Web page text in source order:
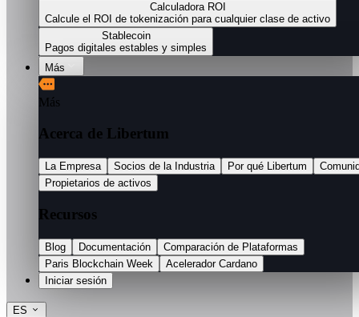
Calculadora ROI
Calcule el ROI de tokenización para cualquier clase de activo
Stablecoin
Pagos digitales estables y simples
Más
Más
Acerca de Libertum
La Empresa Socios de la Industria Por qué Libertum
Propietarios de activos
Recursos
Blog Documentación
Comparación de Plataformas
Paris Blockchain Week
Acelerador Cardano
Iniciar sesión
ES